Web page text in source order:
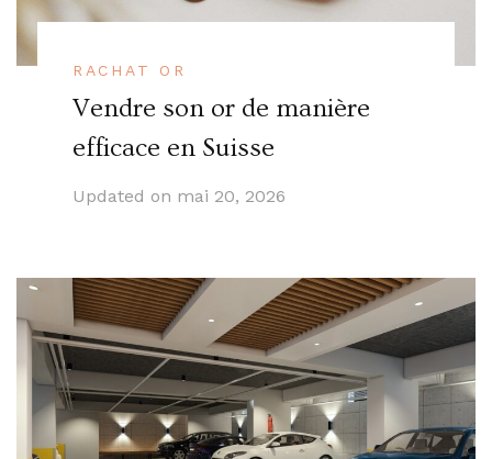
RACHAT OR
Vendre son or de manière
efficace en Suisse
Updated on mai 20, 2026